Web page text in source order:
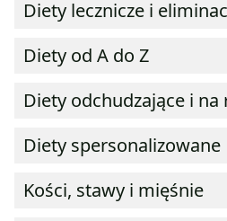
Diety lecznicze i
Diety od A do Z
Diety odchudzające i na
Diety spersonalizowane
Kości, stawy i mięśnie